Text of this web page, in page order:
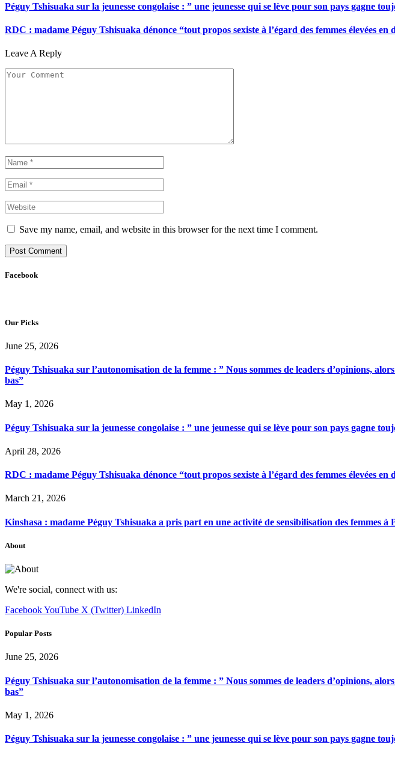
Péguy Tshisuaka sur la jeunesse congolaise : ” une jeunesse qui se lève pour son pays gagne
RDC : madame Péguy Tshisuaka dénonce “tout propos sexiste à l’égard des femmes élevées
Leave A Reply
Save my name, email, and website in this browser for the next time I comment.
Facebook
Our Picks
June 25, 2026
Péguy Tshisuaka sur l’autonomisation de la femme : ” Nous sommes de leaders d’opinions,
bas”
May 1, 2026
Péguy Tshisuaka sur la jeunesse congolaise : ” une jeunesse qui se lève pour son pays gagne
April 28, 2026
RDC : madame Péguy Tshisuaka dénonce “tout propos sexiste à l’égard des femmes élevées
March 21, 2026
Kinshasa : madame Péguy Tshisuaka a pris part en une activité de sensibilisation des femmes à
About
We're social, connect with us:
FacebookYouTube X (Twitter) LinkedIn
Popular Posts
June 25, 2026
Péguy Tshisuaka sur l’autonomisation de la femme : ” Nous sommes de leaders d’opinions,
bas”
May 1, 2026
Péguy Tshisuaka sur la jeunesse congolaise : ” une jeunesse qui se lève pour son pays gagne